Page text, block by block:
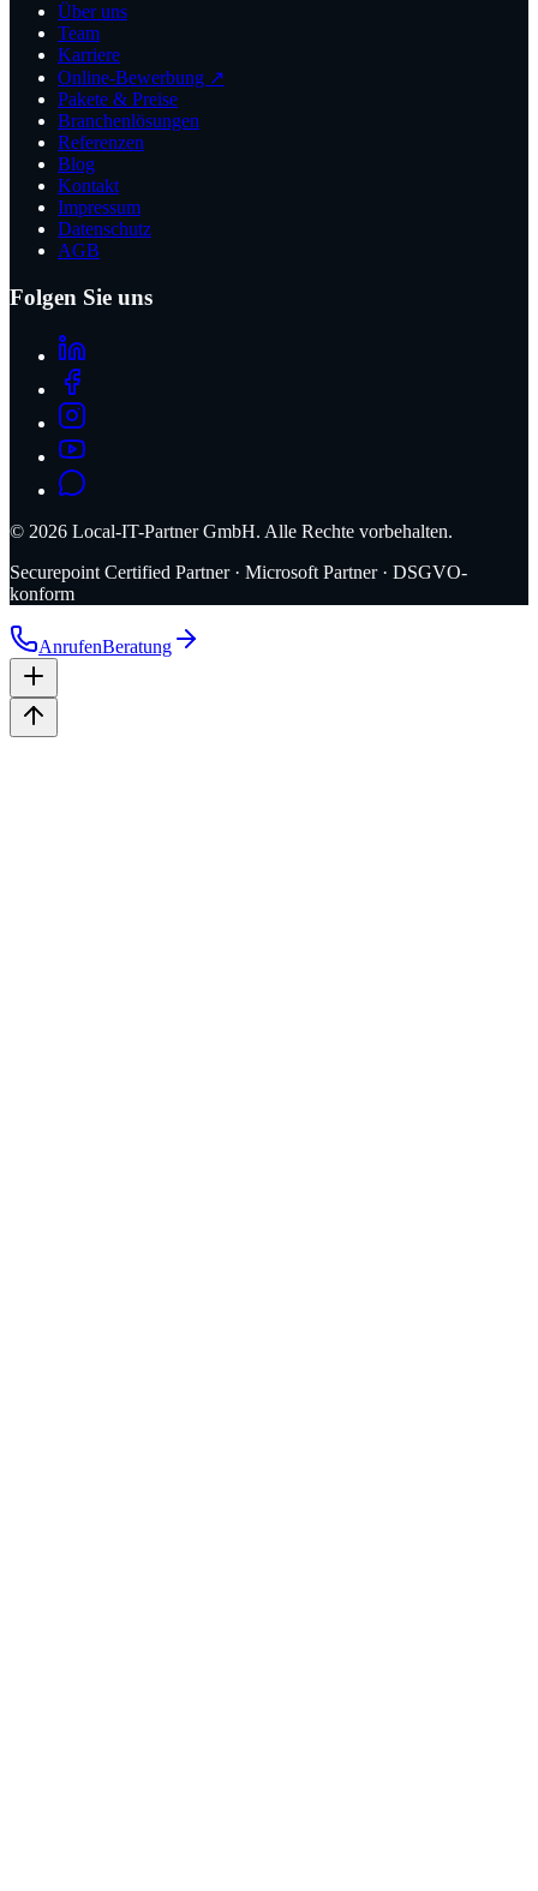
Über uns
Team
Karriere
Online-Bewerbung ↗
Pakete & Preise
Branchenlösungen
Referenzen
Blog
Kontakt
Impressum
Datenschutz
AGB
Folgen Sie uns
© 2026 Local-IT-Partner GmbH. Alle Rechte vorbehalten.
Securepoint Certified Partner · Microsoft Partner · DSGVO-
konform
AnrufenBeratung